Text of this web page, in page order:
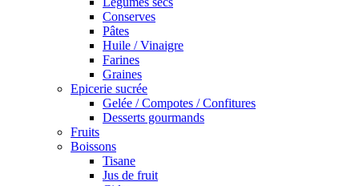
Conserves
Pâtes
Huile / Vinaigre
Farines
Graines
Epicerie sucrée
Gelée / Compotes / Confitures
Desserts gourmands
Fruits
Boissons
Tisane
Jus de fruit